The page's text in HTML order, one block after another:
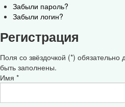
Забыли пароль?
Забыли логин?
Регистрация
Поля со звёздочкой (*) обязательно
быть заполнены.
Имя *